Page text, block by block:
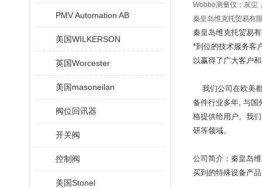
PMV Automation AB
美国WILKERSON
英国Worcester
美国masoneilan
阀位回讯器
开关阀
控制阀
美国Stonel
Wobbe测量仪；灰尘
秦皇岛维克托贸易有
秦皇岛维克托贸易
*到位的技术服务客
以赢得了广大客户
我们公司在欧美都
备件行业多年, 与国
格提供给用户。我
研等领域。
公司简介：秦皇岛
买到的特殊设备产